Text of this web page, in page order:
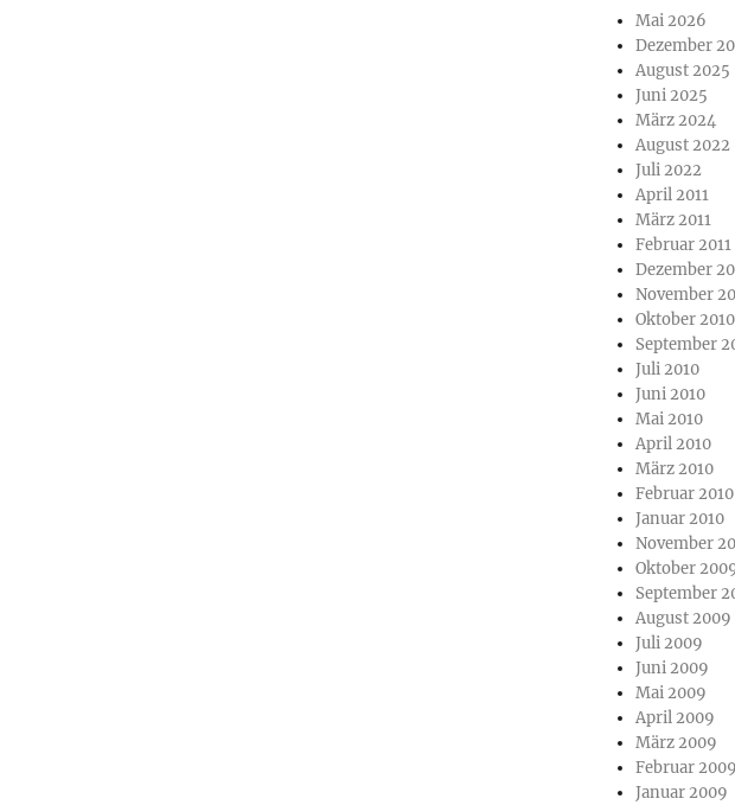
Mai 2026
Dezember
August 2025
Juni 2025
März 2024
August 2022
Juli 2022
April 2011
März 2011
Februar 2011
Dezember
November
Oktober 2010
September
Juli 2010
Juni 2010
Mai 2010
April 2010
März 2010
Februar 2010
Januar 2010
November
Oktober
September
August 2009
Juli 2009
Juni 2009
Mai 2009
April 2009
März 2009
Februar 2009
Januar 2009